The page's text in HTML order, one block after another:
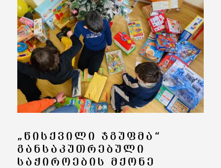
„ᲬᲘᲡᲥᲕᲘᲚᲘ ᲯᲒᲣᲤᲛᲐ“
ᲒᲐᲜᲡᲐᲙᲣᲗᲠᲔᲑᲣᲚᲘ
ᲡᲐᲭᲘᲠᲝᲔᲑᲘᲡ ᲛᲥᲝᲜᲔ